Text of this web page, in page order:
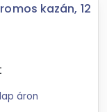
kazán, 12
áron